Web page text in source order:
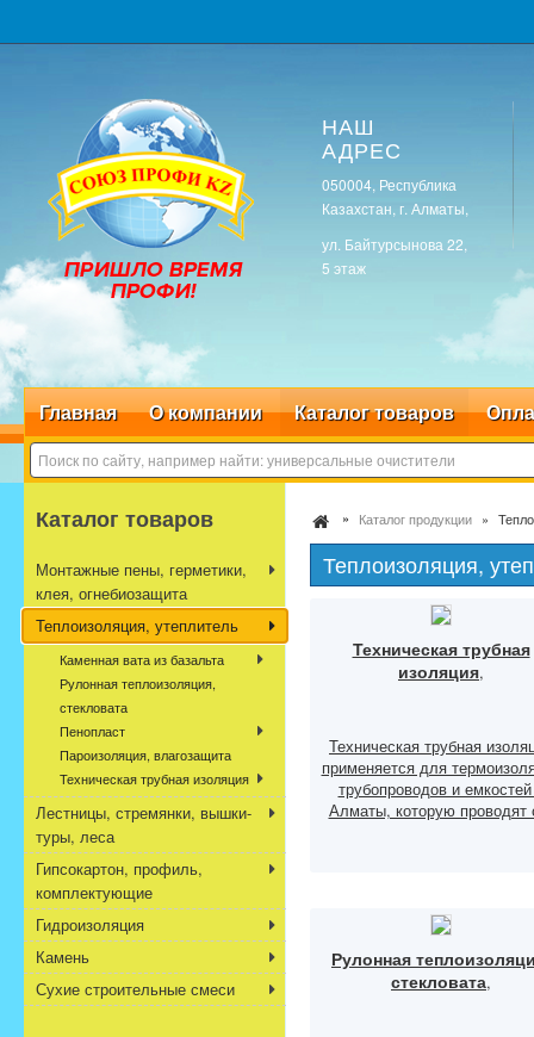
НАШ
АДРЕС
050004, Республика
Казахстан, г. Алматы,
ул. Байтурсынова 22,
5 этаж
Главная О компании Каталог товаров
Каталог продукции
Теплоизоляция,
Техническая трубная
изоляция,
Техническая трубная
применяется для
трубопроводов и
Алматы, которую проводят
Рулонная
стекловата,
Каталог товаров
Монтажные пены, герметики,
клея, огнебиозащита
Теплоизоляция, утеплитель
Каменная вата из базальта
Рулонная теплоизоляция,
стекловата
Пенопласт
Пароизоляция, влагозащита
Техническая трубная изоляция
Лестницы, стремянки, вышки-
туры, леса
Гипсокартон, профиль,
комплектующие
Гидроизоляция
Камень
Сухие строительные смеси